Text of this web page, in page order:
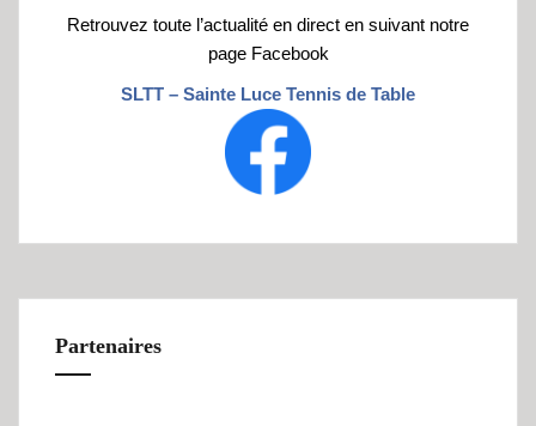
Retrouvez toute l’actualité en direct en suivant notre
page Facebook
SLTT – Sainte Luce Tennis de Table
Partenaires